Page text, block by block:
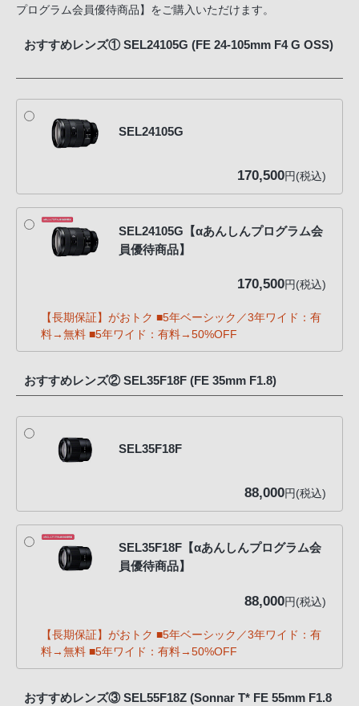
プログラム会員優待商品】をご購入いただけます。
おすすめレンズ① SEL24105G (FE 24-105mm F4 G OSS)
SEL24105G
170,500円(税込)
SEL24105G【αあんしんプログラム会
員優待商品】
170,500円(税込)
【長期保証】がおトク ■5年ベーシック／3年ワイド：有
料→無料 ■5年ワイド：有料→50%OFF
おすすめレンズ② SEL35F18F (FE 35mm F1.8)
SEL35F18F
88,000円(税込)
SEL35F18F【αあんしんプログラム会
員優待商品】
88,000円(税込)
【長期保証】がおトク ■5年ベーシック／3年ワイド：有
料→無料 ■5年ワイド：有料→50%OFF
おすすめレンズ③ SEL55F18Z (Sonnar T* FE 55mm F1.8